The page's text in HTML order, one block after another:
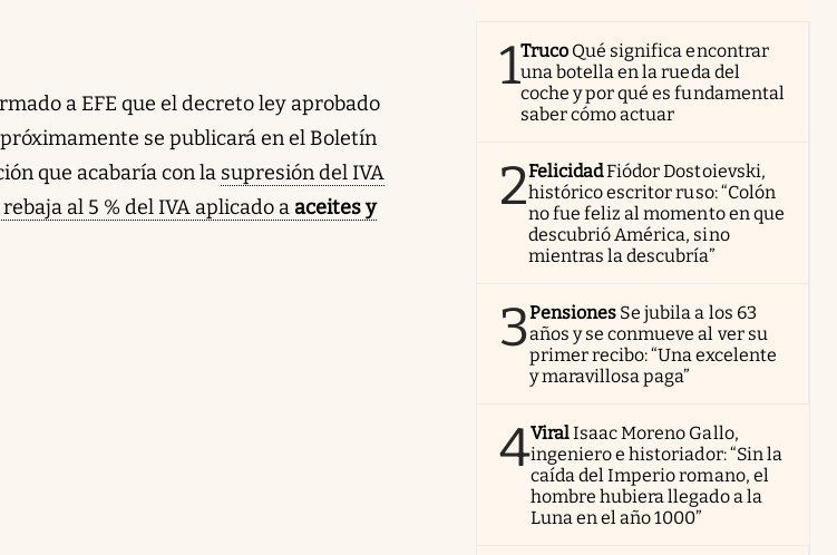
a EFE que el decreto ley aprobado
se publicará en el Boletín
que acabaría con la supresión del IVA
al 5 % del IVA aplicado a aceites y
1Truco Qué significa encontrar
una botella en la rueda del
coche y por qué es fundamental
saber cómo actuar
2FelicidadFiódor Dostoievski,
histórico escritor ruso: “Colón
no fue feliz al momento en que
descubrió América, sino
mientras la descubría”
3Pensiones Se jubila a los 63
años y se conmueve al ver su
primer recibo: “Una excelente
y maravillosa paga”
4ViralIsaac Moreno Gallo,
ingeniero e historiador: “Sin la
caída del Imperio romano, el
hombre hubiera llegado a la
Luna en el año 1000”